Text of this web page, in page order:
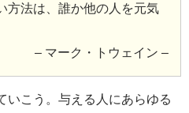
方法は、誰か他の人を元気
– マーク・トウェイン –
いこう。与える人にあらゆる